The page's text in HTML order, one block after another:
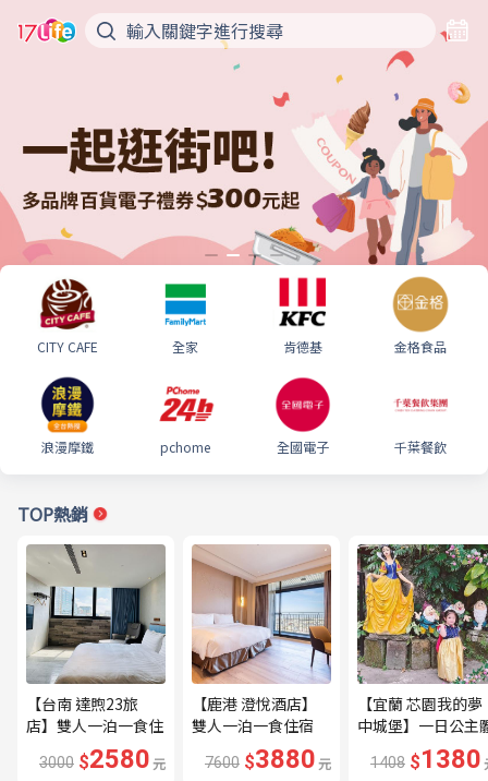
CITY CAFE 全家 肯德基 金格食品
浪漫摩鐵 pchome 全國電子 千葉餐飲
TOP熱銷
【台南 達煦23旅
店】雙人一泊一食住
宿券---🔥近海安路
商圈🔥
3000 $2580元
【鹿港 澄悅酒店】
雙人一泊一食住宿
券---🔥平日限量升
等家庭房、贈兩小🔥
7600 $3880元
【宜蘭 芯園我的夢
中城堡】一日公主
驗券---🔥含歐式下
午茶及換裝🔥
1408 $1380